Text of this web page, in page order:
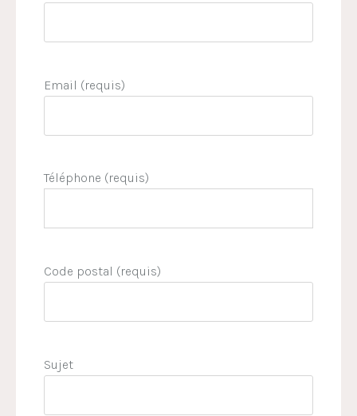
Email (requis)
Téléphone (requis)
Code postal (requis)
Sujet